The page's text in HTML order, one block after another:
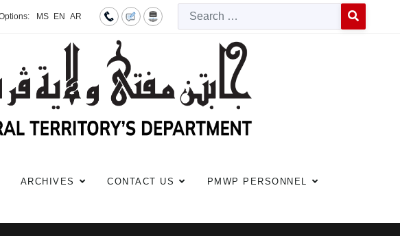
MS EN AR
ARCHIVES CONTACT US PMWP PERSONNEL